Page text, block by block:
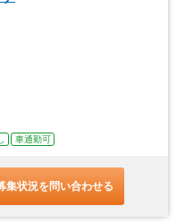
車通勤可
集状況を問い合わせる